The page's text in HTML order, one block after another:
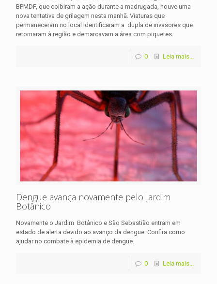
BPMDF, que coibiram a ação durante a madrugada, houve uma
nova tentativa de grilagem nesta manhã. Viaturas que
permaneceram no local identificaram a dupla de invasores que
retornaram à região e demarcavam a área com piquetes.
0 Leia mais...
Dengue avança novamente pelo Jardim
Botânico
Novamente o Jardim Botânico e São Sebastião entram em
estado de alerta devido ao avanço da dengue. Confira como
ajudar no combate à epidemia de dengue.
0 Leia mais...